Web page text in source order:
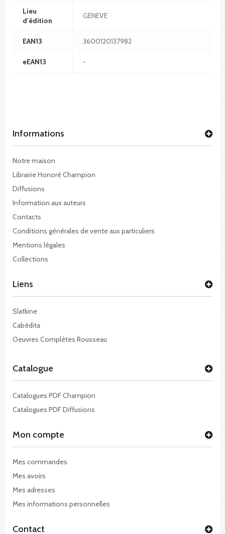
Lieu
d'édition
GENEVE
EAN13 3600120137982
eEAN13 -
Informations
Notre maison
Librairie Honoré Champion
Diffusions
Information aux auteurs
Contacts
Conditions générales de vente aux particuliers
Mentions légales
Collections
Liens
Slatkine
Cabédita
Oeuvres Complètes Rousseau
Catalogue
Catalogues PDF Champion
Catalogues PDF Diffusions
Mon compte
Mes commandes
Mes avoirs
Mes adresses
Mes informations personnelles
Contact